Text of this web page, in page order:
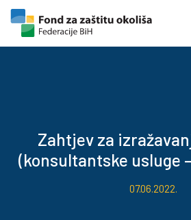
Skip to content
Skip to footer
Zahtjev za
(konsultantske usluge
07.06.2022.